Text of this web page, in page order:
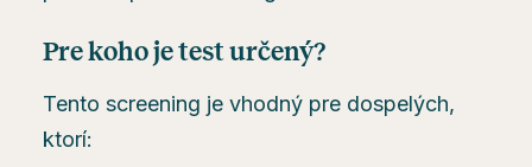
Pre koho je test určený?
Tento screening je vhodný pre dospelých,
ktorí: